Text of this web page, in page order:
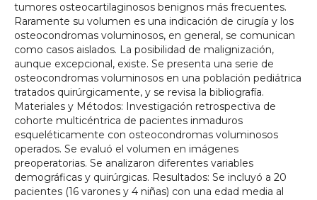
tumores osteocartilaginosos benignos más frecuentes.
Raramente su volumen es una indicación de cirugía y los
osteocondromas voluminosos, en general, se comunican
como casos aislados. La posibilidad de malignización,
aunque excepcional, existe. Se presenta una serie de
osteocondromas voluminosos en una población pediátrica
tratados quirúrgicamente, y se revisa la bibliografía.
Materiales y Métodos: Investigación retrospectiva de
cohorte multicéntrica de pacientes inmaduros
esqueléticamente con osteocondromas voluminosos
operados. Se evaluó el volumen en imágenes
preoperatorias. Se analizaron diferentes variables
demográficas y quirúrgicas. Resultados: Se incluyó a 20
pacientes (16 varones y 4 niñas) con una edad media al